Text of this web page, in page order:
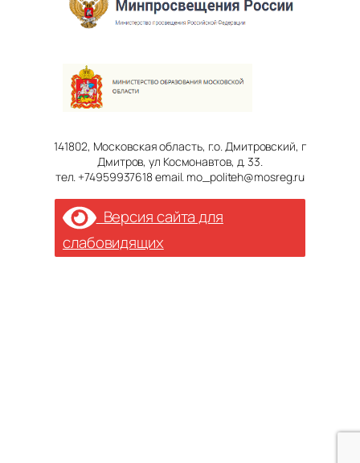
141802, Московская область, г.о. Дмитровский, г
Дмитров, ул Космонавтов, д. 33.
тел. +74959937618 email. mo_politeh@mosreg.ru
Версия сайта для
слабовидящих